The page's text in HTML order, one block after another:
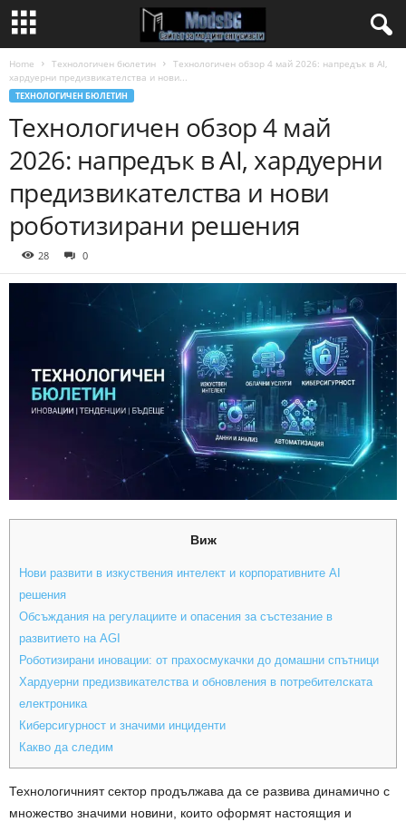
Home Технологичен бюлетин
Технологичен обзор 4 май 2026: напредък в AI,
хардуерни предизвикателства и нови...
ТЕХНОЛОГИЧЕН БЮЛЕТИН
Технологичен обзор 4 май
2026: напредък в AI, хардуерни
предизвикателства и нови
роботизирани решения
28 0
Виж
Нови развити в изкуствения интелект и корпоративните AI
решения
Обсъждания на регулациите и опасения за състезание в
развитието на AGI
Роботизирани иновации: от прахосмукачки до домашни спътници
Хардуерни предизвикателства и обновления в потребителската
електроника
Киберсигурност и значими инциденти
Какво да следим
Технологичният сектор продължава да се развива динамично с
множество значими новини, които оформят настоящия и